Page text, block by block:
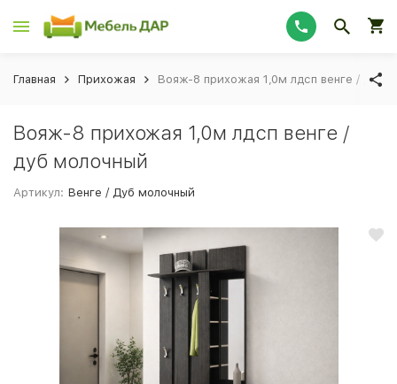
Главная Прихожая Вояж-8 прихожая 1,0м лдсп венге / дуб
Вояж-8 прихожая 1,0м лдсп венге /
дуб молочный
Артикул: Венге / Дуб молочный